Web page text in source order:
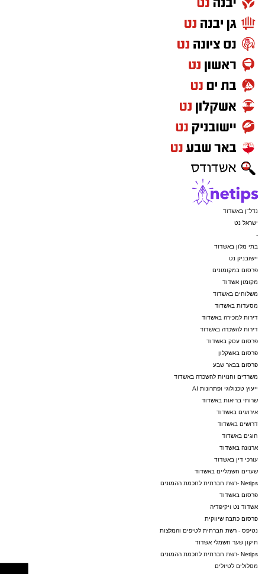
בהמשך אורח הכבוד הרב ישראל אייכלר, סגן שר
התקשורת הביא דברי ברכה למארגנים ולתושבי
העיר.
בסיום הושמעו מחרוזת שירים עתיקים שהלחין דודי
קאליש בעבר, וסיים עם שיר וסיפור מימי הבעש"ט
זיע"א.
הציבור הענק שהשתתף באירוע הודה למארגנים
ובראשם הרב אפרים וובר המשנה לראש העיר
אשדוד ולכלל צוות 'מעגלים' שהפיקו אירוע משובח
באווירה חסידית מפוארת.
נדל"ן באשדוד
ישראל נט
-
בתי מלון באשדוד
יישובניק נט
פרסום במקומונים
מקומון אשדוד
משלוחים באשדוד
מסעדות באשדוד
דירות למכירה באשדוד
דירות להשכרה באשדוד
פרסום עסק באשדוד
פרסום באשקלון
פרסום בבאר שבע
משרדים וחנויות להשכרה באשדוד
ייעוץ טכנולוגי ופתרונות AI
שרותי בריאות באשדוד
אירועים באשדוד
דרושים באשדוד
חוגים באשדוד
ארנונה באשדוד
עורכי דין באשדוד
שערים חשמליים באשדוד
Netips -רשת חברתית לחכמת ההמונים
פרסום באשדוד
אשדוד נט ויקיפדיה
פרסום כתבה שיווקית
נטיפס - רשת חברתית לטיפים והמלצות
תיקון שער חשמלי אשדוד
Netips -רשת חברתית לחכמת ההמונים
מסלולים לטיולים